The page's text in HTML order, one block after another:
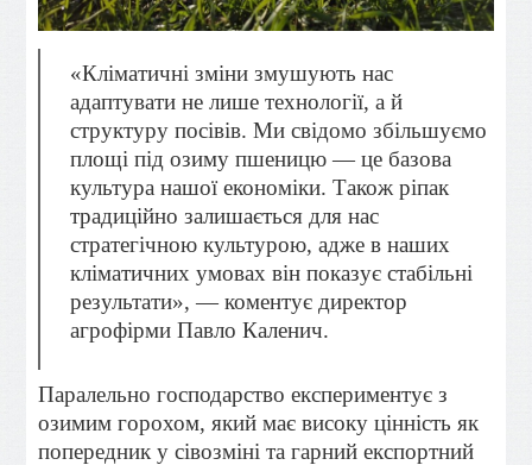
«Кліматичні зміни змушують нас
адаптувати не лише технології, а й
структуру посівів. Ми свідомо збільшуємо
площі під озиму пшеницю — це базова
культура нашої економіки. Також ріпак
традиційно залишається для нас
стратегічною культурою, адже в наших
кліматичних умовах він показує стабільні
результати», — коментує директор
агрофірми Павло Каленич.
Паралельно господарство експериментує з
озимим горохом, який має високу цінність як
попередник у сівозміні та гарний експортний